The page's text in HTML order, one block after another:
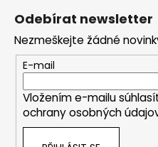
Odebírat newsletter
Nezmeškejte žádné
E-mail
Vložením e-mailu
ochrany osobných